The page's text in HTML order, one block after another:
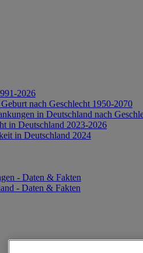
2026
nach Geschlecht 1950-2070
in Deutschland nach
in Deutschland 2023-2026
in Deutschland 2024
- Daten & Fakten
- Daten & Fakten